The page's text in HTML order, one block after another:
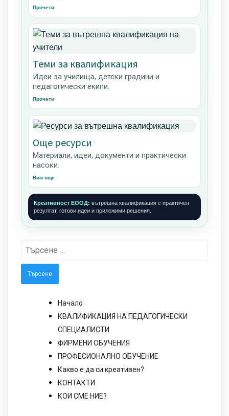
Прочети
Теми за квалификация
Идеи за училища, детски градини и
педагогически екипи.
Прочети
Още ресурси
Материали, идеи, документи и практически
насоки.
Виж още
Креативност ЕООД: вътрешна квалификация с практичен
резултат, готови идеи и приложими решения.
Търсене
Начало
КВАЛИФИКАЦИЯ НА ПЕДАГОГИЧЕСКИ
СПЕЦИАЛИСТИ
ФИРМЕНИ ОБУЧЕНИЯ
ПРОФЕСИОНАЛНО ОБУЧЕНИЕ
Какво е да си креативен?
КОНТАКТИ
КОИ СМЕ НИЕ?